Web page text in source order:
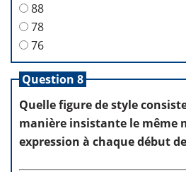
88
78
76
Question 8
Quelle figure de style
manière insistante le même
expression à chaque début